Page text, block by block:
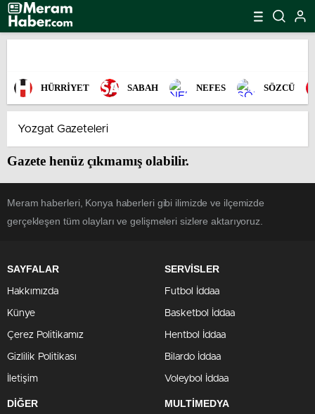
HÜRRİYET SABAH NEFES SÖZCÜ
Gazete henüz çıkmamış olabilir.
Meram haberleri, Konya haberleri gibi ilimizde ve ilçemizde
gerçekleşen tüm olayları ve gelişmeleri sizlere aktarıyoruz.
SAYFALAR
Hakkımızda
Künye
Çerez Politikamız
Gizlilik Politikası
İletişim
SERVİSLER
Futbol İddaa
Basketbol İddaa
Hentbol İddaa
Bilardo İddaa
Voleybol İddaa
DİĞER MULTİMEDYA